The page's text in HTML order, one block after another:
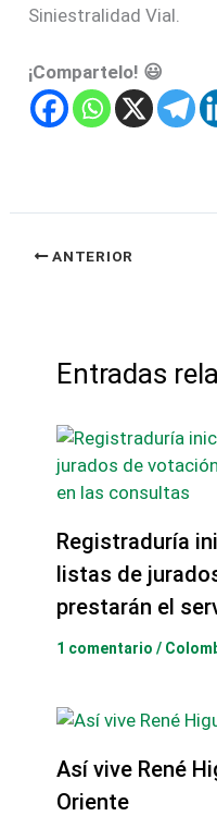
Siniestralidad Vial.
¡Compartelo! 😃
ANTERIOR
Entradas
Registraduría
listas de
prestarán el
1 comentario /
Así vive René
Oriente